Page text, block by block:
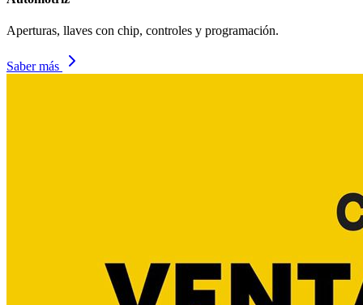
Aperturas, llaves con chip, controles y programación.
Saber más